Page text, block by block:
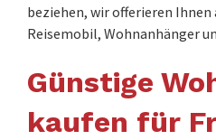
beziehen, wir offerieren Ihnen
Reisemobil, Wohnanhänger
Günstige
kaufen für